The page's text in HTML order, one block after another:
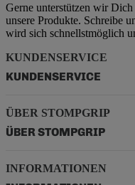
Gerne unterstützen wir
unsere Produkte. Schreibe
wird sich schnellstmöglich
KUNDENSERVICE
KUNDENSERVICE
ÜBER STOMPGRIP
ÜBER STOMPGRIP
INFORMATIONEN